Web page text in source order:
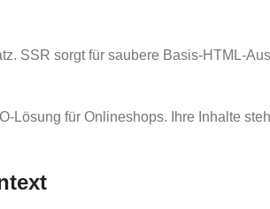
SSR sorgt für saubere Basis-HTML-
Lösung für Onlineshops. Ihre Inhalte